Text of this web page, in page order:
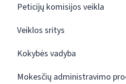
Peticijų komisijos veikla
Veiklos sritys
Kokybės vadyba
Mokesčių administravimo